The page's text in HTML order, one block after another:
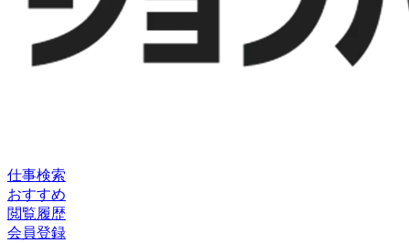
仕事検索
おすすめ
閲覧履歴
会員登録